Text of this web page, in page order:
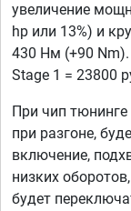
увеличение
hp или 13%) и
430 Нм (+90
Stage 1 = 23800
При чип
при разгоне,
включение,
низких
будет